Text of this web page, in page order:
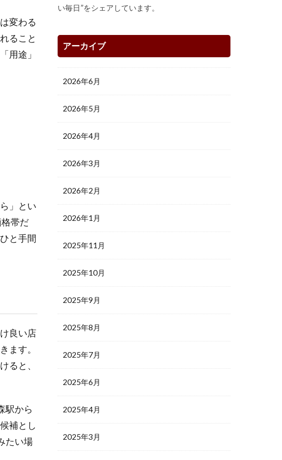
変わる
ること
用途」
」とい
帯だ
と手間
良い店
ます。
ると、
駅から
補とし
たい場
い毎日”をシェアしています。
アーカイブ
2026年6月
2026年5月
2026年4月
2026年3月
2026年2月
2026年1月
2025年11月
2025年10月
2025年9月
2025年8月
2025年7月
2025年6月
2025年4月
2025年3月